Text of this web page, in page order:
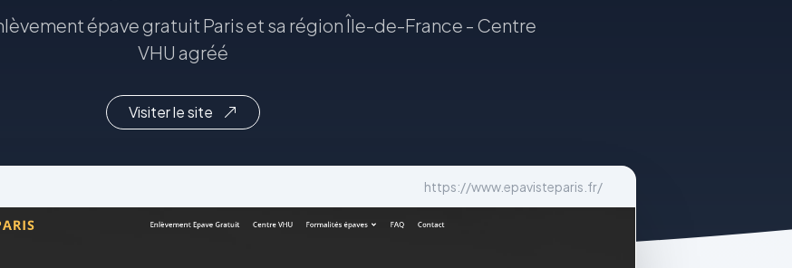
épave gratuit Paris et sa région Île-de-France - Centre
VHU agréé
Visiter le site
https://www.epavisteparis.fr/